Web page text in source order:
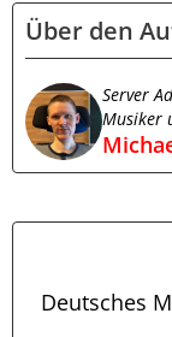
Über den
Server
Musiker
Deutsches